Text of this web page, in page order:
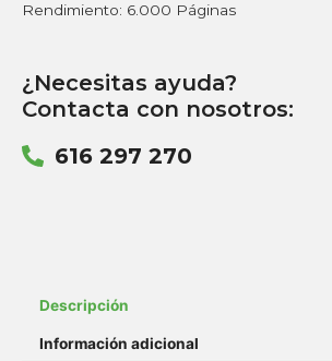
Rendimiento: 6.000 Páginas
¿Necesitas ayuda?
Contacta con nosotros:
616 297 270
Descripción
Información adicional